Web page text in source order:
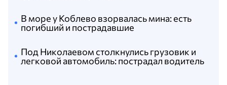
Под Николаевом столкнулись грузовик и
легковой автомобиль: пострадал водитель
В море у Коблево взорвалась мина: есть
погибший и пострадавшие